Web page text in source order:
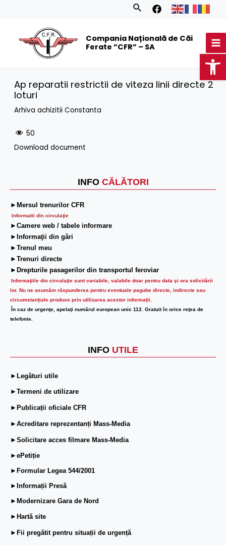
Search
Compania Națională de Căi
Ferate ”CFR” – SA
INFO CĂLĂTORI
►Mersul trenurilor CFR
Informatii din circulaţie
►Camere web / tabele informare
►Informaţii din gări
►Trenul meu
►Trenuri directe
►Drepturile pasagerilor din transportul feroviar
Informaţiile din circulaţie sunt variabile, valabile doar pentru data şi ora solicitării
lor. Nu ne asumăm răspunderea pentru eventuale pagube directe, indirecte sau
circumstanțiale produse prin utilizarea acestor informații.
În caz de urgenţe, apelaţi numărul european unic 112. Gratuit în orice reţea de
telefonie.
INFO UTILE
►Legături utile
►Termeni de utilizare
►Publicații oficiale CFR
►Acreditare reprezentanți Mass-Media
►Solicitare acces filmare Mass-Media
►ePetiție
►Formular Legea 544/2001
►Informații Presă
►Modernizare Gara de Nord
►Hartă site
►Fii pregătit pentru situații de urgență
Ap reparatii restrictii de viteza linii directe 2
loturi
Arhiva achizitii Constanta
50
Download document